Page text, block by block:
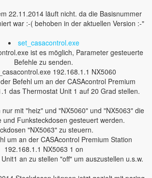
22.11.2014 läuft nicht. da die Basisnummer
war :-( behoben in der aktuellen Version :-"
set_casacontrol.exe
ist es möglich, Parameter gesteuerte
Befehle zu senden.
192.168.1.1 NX5060
Befehl um an der CASAcontrol Premium
das Thermostat Unit 1 auf 20 Grad stellen.
mit "heiz" und "NX5060" und "NX5063" die
und Funksteckdosen gesteuert werden.
"NX5063" zu steuern.
um an der CASAcontrol Premium Station
192.168.1.1 NX5063 1 on
an zu stellen "off" um auszustellen u.s.w.